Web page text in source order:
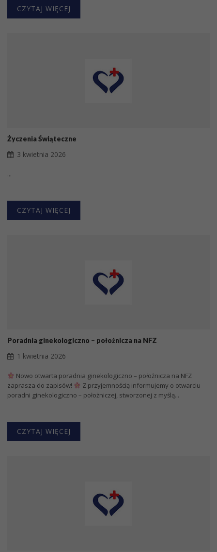
CZYTAJ WIĘCEJ
Życzenia Świąteczne
3 kwietnia 2026
...
CZYTAJ WIĘCEJ
Poradnia ginekologiczno – położnicza na NFZ
1 kwietnia 2026
Nowo otwarta poradnia ginekologiczno – położnicza na NFZ
zaprasza do zapisów!
Z przyjemnością informujemy o otwarciu
poradni ginekologiczno – położniczej, stworzonej z myślą...
CZYTAJ WIĘCEJ